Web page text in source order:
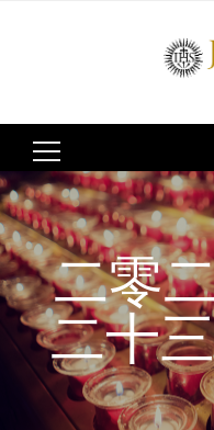
Search
for:
二零
二十